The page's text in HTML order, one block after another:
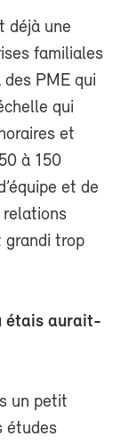
déjà une
familiales
PME qui
qui
et
à 150
et de
relations
grandi trop
étais aurait-
un petit
études